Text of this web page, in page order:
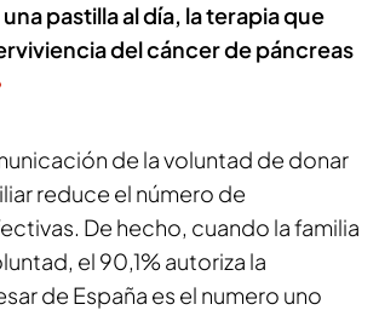
pastilla al día, la terapia que
del cáncer de páncreas
de la voluntad de donar
reduce el número de
De hecho, cuando la familia
el 90,1% autoriza la
de España es el numero uno